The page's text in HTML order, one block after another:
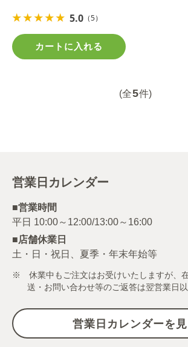
5.0 （5）
カートに入れる
(全5件)
営業日カレンダー
■営業時間
■店舗休業日
土・日・祝日、夏季・年末年始等
※ 休業中もご注文はお受けいたしますが、
送・お問い合わせ等のご返答は翌営業日以
営業日カレンダーを